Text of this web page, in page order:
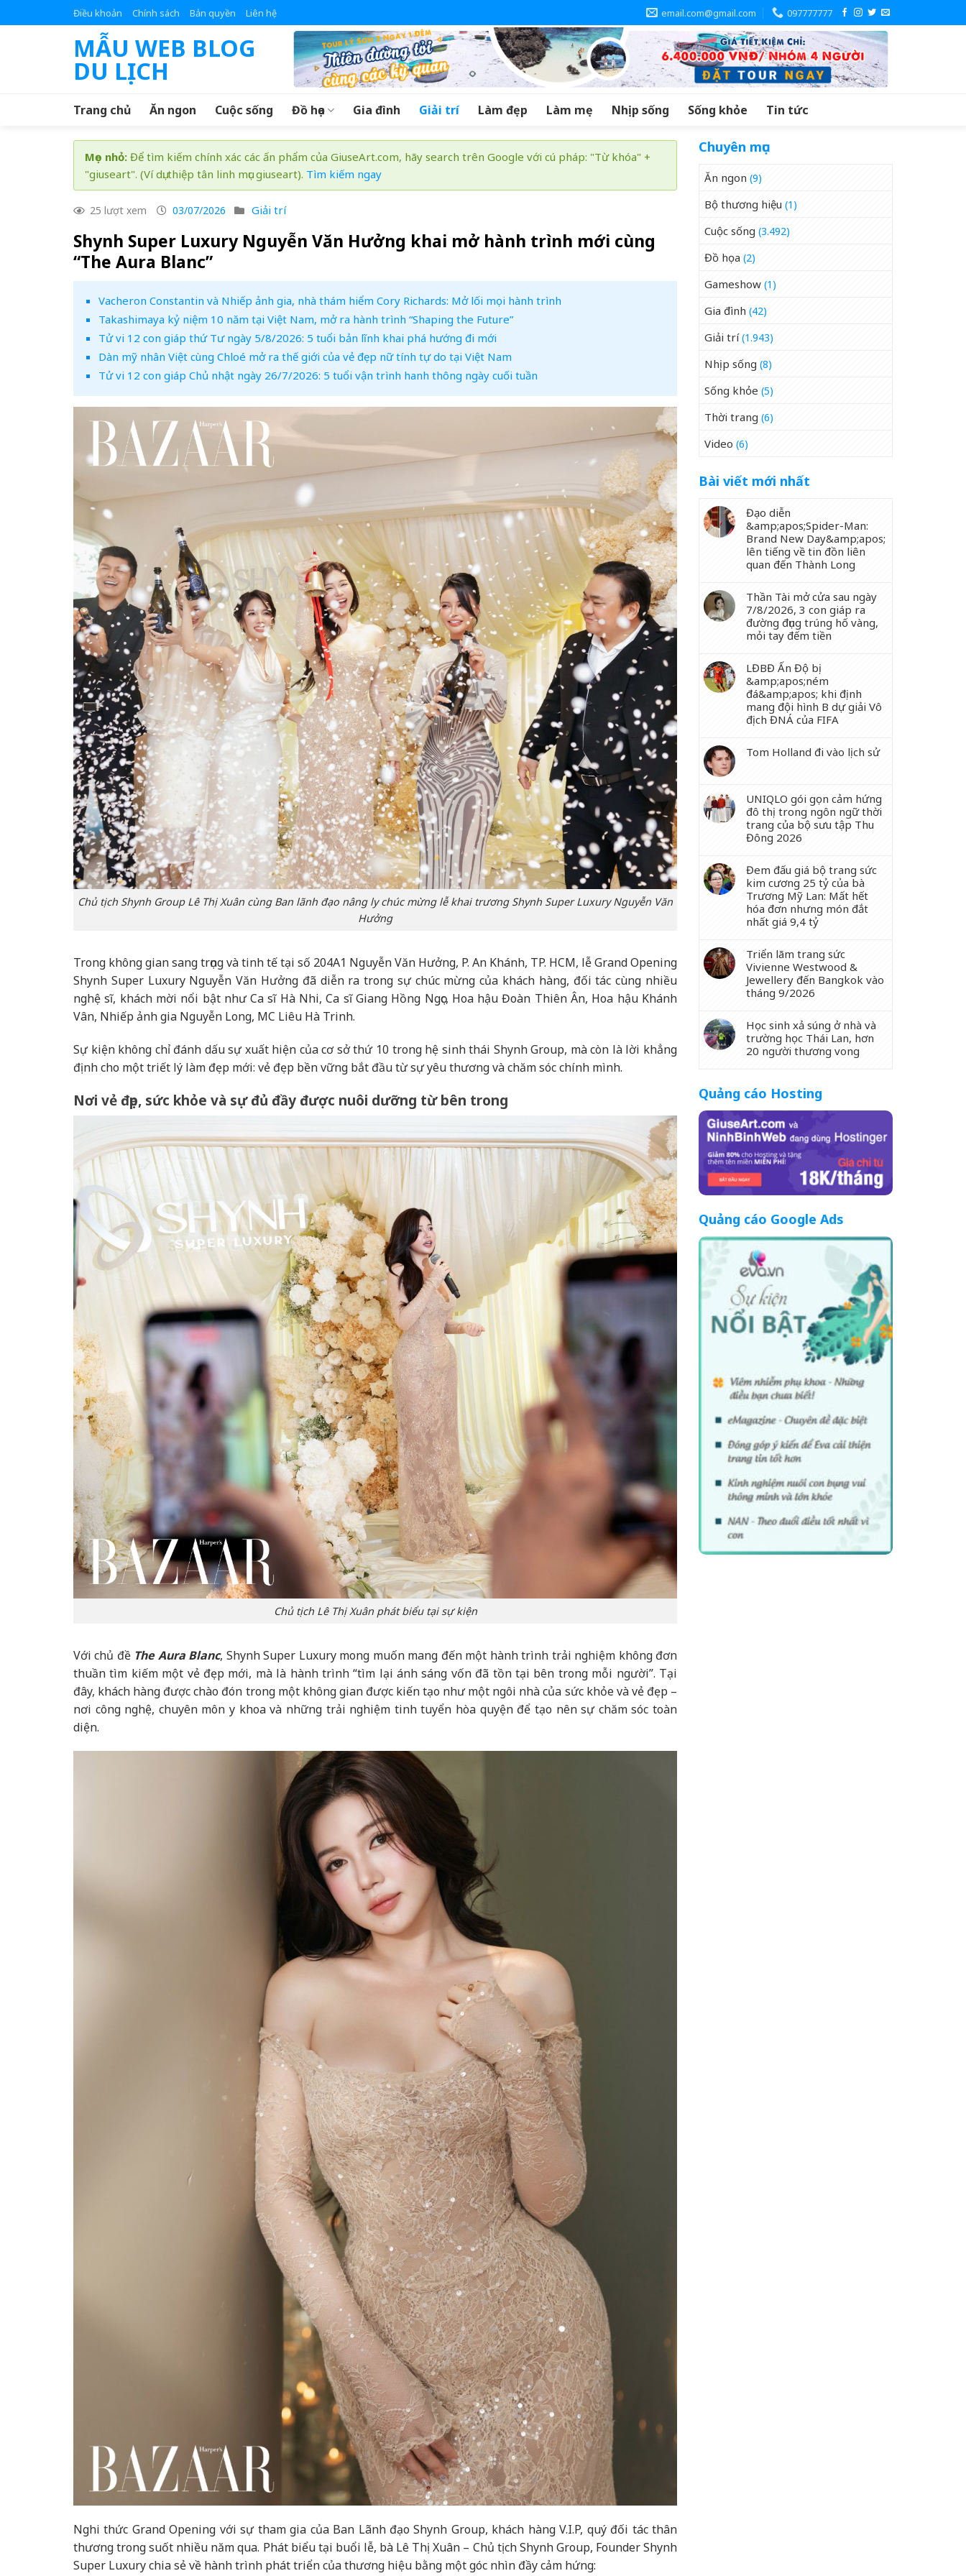
to
Điều khoản Chính sách Bản quyền Liên hệ email.com@gmail.com 097777777
MẪU WEB BLOG
DU LỊCH
Trang chủ Ăn ngon Cuộc sống Đồ họa Gia đình Giải trí Làm đẹp Làm mẹ Nhịp sống Sống khỏe Tin tức
Mẹo nhỏ: Để tìm kiếm chính xác các ấn phẩm của GiuseArt.com, hãy search trên Google với cú pháp: "Từ khóa" +
"giuseart". (Ví dụ: thiệp tân linh mục giuseart). Tìm kiếm ngay
25 lượt xem 03/07/2026 Giải trí
Shynh Super Luxury Nguyễn Văn Hưởng khai mở hành trình mới cùng
“The Aura Blanc”
Vacheron Constantin và Nhiếp ảnh gia, nhà thám hiểm Cory Richards: Mở lối mọi hành trình
Takashimaya kỷ niệm 10 năm tại Việt Nam, mở ra hành trình “Shaping the Future”
Tử vi 12 con giáp thứ Tư ngày 5/8/2026: 5 tuổi bản lĩnh khai phá hướng đi mới
Dàn mỹ nhân Việt cùng Chloé mở ra thế giới của vẻ đẹp nữ tính tự do tại Việt Nam
Tử vi 12 con giáp Chủ nhật ngày 26/7/2026: 5 tuổi vận trình hanh thông ngày cuối tuần
Chủ tịch Shynh Group Lê Thị Xuân cùng Ban lãnh đạo nâng ly chúc mừng lễ khai trương Shynh Super Luxury Nguyễn Văn
Hưởng
Trong không gian sang trọng và tinh tế tại số 204A1 Nguyễn Văn Hưởng, P. An Khánh, TP. HCM, lễ Grand Opening
Shynh Super Luxury Nguyễn Văn Hưởng đã diễn ra trong sự chúc mừng của khách hàng, đối tác cùng nhiều
nghệ sĩ, khách mời nổi bật như Ca sĩ Hà Nhi, Ca sĩ Giang Hồng Ngọc, Hoa hậu Đoàn Thiên Ân, Hoa hậu Khánh
Vân, Nhiếp ảnh gia Nguyễn Long, MC Liêu Hà Trinh.
Sự kiện không chỉ đánh dấu sự xuất hiện của cơ sở thứ 10 trong hệ sinh thái Shynh Group, mà còn là lời khẳng
định cho một triết lý làm đẹp mới: vẻ đẹp bền vững bắt đầu từ sự yêu thương và chăm sóc chính mình.
Nơi vẻ đẹp, sức khỏe và sự đủ đầy được nuôi dưỡng từ bên trong
Chủ tịch Lê Thị Xuân phát biểu tại sự kiện
Với chủ đề The Aura Blanc, Shynh Super Luxury mong muốn mang đến một hành trình trải nghiệm không đơn
thuần tìm kiếm một vẻ đẹp mới, mà là hành trình “tìm lại ánh sáng vốn đã tồn tại bên trong mỗi người”. Tại
đây, khách hàng được chào đón trong một không gian được kiến tạo như một ngôi nhà của sức khỏe và vẻ đẹp –
nơi công nghệ, chuyên môn y khoa và những trải nghiệm tinh tuyển hòa quyện để tạo nên sự chăm sóc toàn
diện.
Nghi thức Grand Opening với sự tham gia của Ban Lãnh đạo Shynh Group, khách hàng V.I.P, quý đối tác thân
thương trong suốt nhiều năm qua. Phát biểu tại buổi lễ, bà Lê Thị Xuân – Chủ tịch Shynh Group, Founder Shynh
Super Luxury chia sẻ về hành trình phát triển của thương hiệu bằng một góc nhìn đầy cảm hứng:
Chuyên mục
Ăn ngon (9)
Bộ thương hiệu (1)
Cuộc sống (3.492)
Đồ họa (2)
Gameshow (1)
Gia đình (42)
Giải trí(1.943)
Nhịp sống (8)
Sống khỏe (5)
Thời trang (6)
Video (6)
Bài viết mới nhất
Đạo diễn
&amp;apos;Spider-Man:
Brand New Day&amp;apos;
lên tiếng về tin đồn liên
quan đến Thành Long
Thần Tài mở cửa sau ngày
7/8/2026, 3 con giáp ra
đường đụng trúng hố vàng,
mỏi tay đếm tiền
LĐBĐ Ấn Độ bị
&amp;apos;ném
đá&amp;apos; khi định
mang đội hình B dự giải Vô
địch ĐNÁ của FIFA
Tom Holland đi vào lịch sử
UNIQLO gói gọn cảm hứng
đô thị trong ngôn ngữ thời
trang của bộ sưu tập Thu
Đông 2026
Đem đấu giá bộ trang sức
kim cương 25 tỷ của bà
Trương Mỹ Lan: Mất hết
hóa đơn nhưng món đắt
nhất giá 9,4 tỷ
Triển lãm trang sức
Vivienne Westwood &
Jewellery đến Bangkok vào
tháng 9/2026
Học sinh xả súng ở nhà và
trường học Thái Lan, hơn
20 người thương vong
Quảng cáo Hosting
Quảng cáo Google Ads